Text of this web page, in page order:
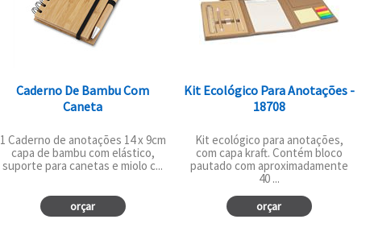
Caderno De Bambu Com
Caneta
1 Caderno de anotações 14 x 9cm
capa de bambu com elástico,
suporte para canetas e miolo c...
orçar
Kit Ecológico Para Anotações -
18708
Kit ecológico para anotações,
com capa kraft. Contém bloco
pautado com aproximadamente
40 ...
orçar